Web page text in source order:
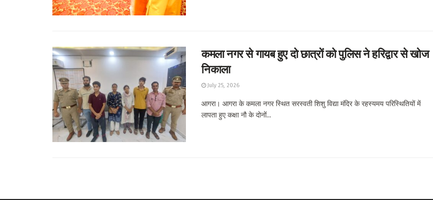
कमला नगर से गायब हुए दो छात्रों को पुलिस ने हरिद्वार से खोज
निकाला
July 25, 2026
आगरा। आगरा के कमला नगर स्थित सरस्वती शिशु विद्या मंदिर के रहस्यमय परिस्थितियों में
लापता हुए कक्षा नौ के दोनों...